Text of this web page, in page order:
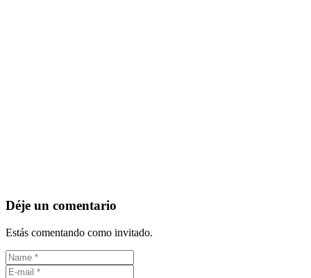
Déje un comentario
Estás comentando como invitado.